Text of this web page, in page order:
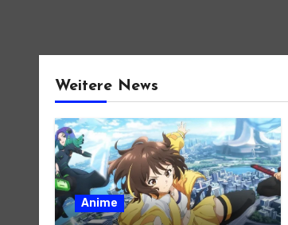
Weitere News
Anime